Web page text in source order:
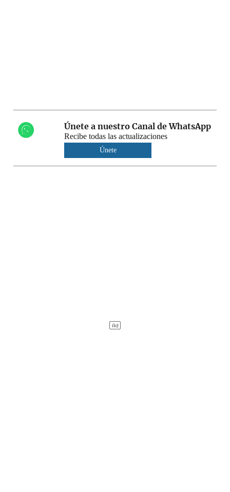
Únete a nuestro Canal de WhatsApp
Recibe todas las actualizaciones
Únete